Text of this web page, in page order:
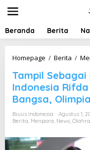
t
Beranda Berita
Homepage / Berita /
Tampil
Indonesia
Bangsa,
Biuus Indonesia
Agustus 1,
Berita, Menpora, News,